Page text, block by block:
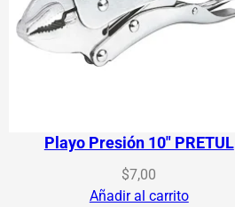
Playo Presión 10″ PRETUL
$7,00
Añadir al carrito